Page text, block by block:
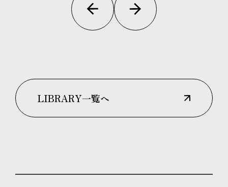
LIBRARY一覧へ